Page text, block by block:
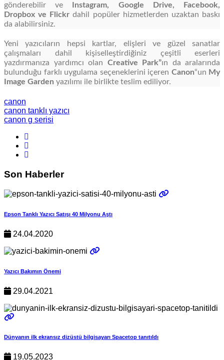
gönderebilir ve
Instagram, Google Drive, Facebook,
Dropbox ve Flickrdahil popüler hizmetlerden uzaktan baskı
da alabilirsiniz.
Yeni yazıcıların hepsi kartlar, elişleri ve güzel sanatlar
çalışmaları dahil kişiselleştirdiğiniz çeşitli eserleri
yazdırmanıza yardımcı olan Creative Park”ın da aralarında
bulunduğu farklı uygulama seçeneklerini içeren Canon“un My
Image Garden yazılımı ile birlikte teslim ediliyor.
canon
canon tanklı yazıcı
canon g serisi
Son Haberler
Epson Tanklı Yazıcı Satışı 40 Milyonu Aştı
24.04.2020
Yazıcı Bakımın Önemi
29.04.2021
Dünyanın ilk ekransız dizüstü bilgisayarı Spacetop tanıtıldı
19.05.2023